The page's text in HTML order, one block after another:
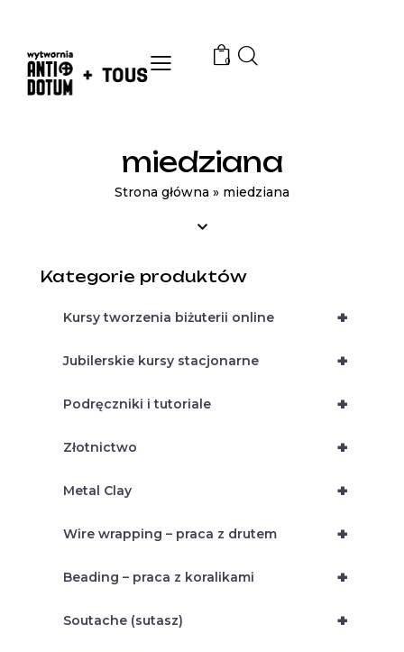
0
miedziana
Strona główna » miedziana
Kategorie produktów
+
Kursy tworzenia biżuterii online
+
Jubilerskie kursy stacjonarne
+
Podręczniki i tutoriale
+
Złotnictwo
+
Metal Clay
+
Wire wrapping – praca z drutem
+
Beading – praca z koralikami
+
Soutache (sutasz)